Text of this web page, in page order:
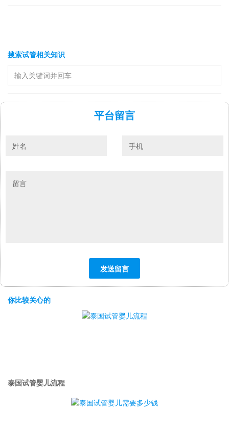
搜索试管相关知识
平台留言
你比较关心的
泰国试管婴儿流程